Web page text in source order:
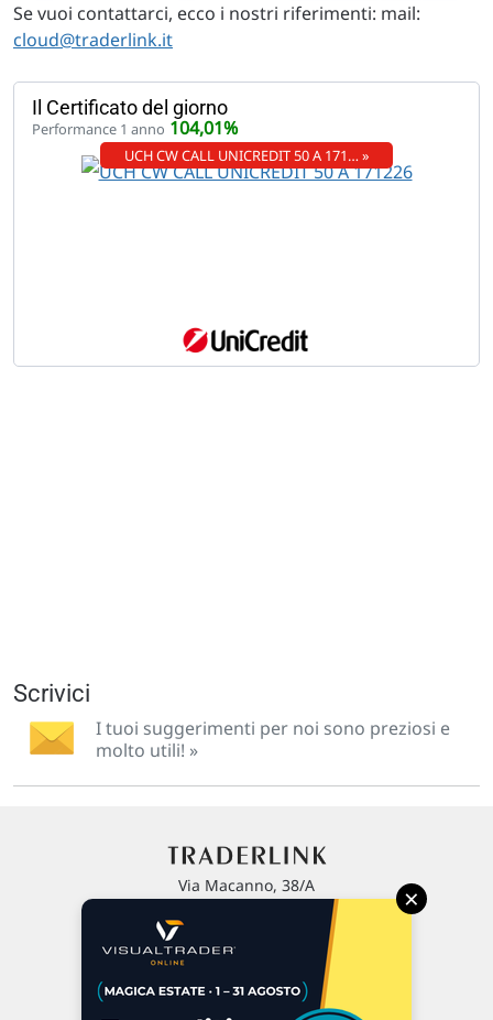
Se vuoi contattarci, ecco i nostri riferimenti: mail:
cloud@traderlink.it
Il Certificato del giorno
Performance 1 anno 104,01%
UCH CW CALL UNICREDIT 50 A 171… »
Scrivici
I tuoi suggerimenti per noi sono preziosi e
molto utili! »
Via Macanno, 38/A
P.IVA 02 452 460 401
Chi siamo
×